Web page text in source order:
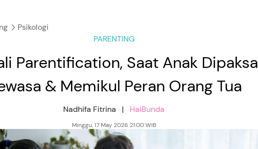
Psikologi
PARENTING
Parentification, Saat Anak Dipaksa
& Memikul Peran Orang Tua
Nadhifa Fitrina | HaiBunda
Minggu, 17 May 2026 21:00 WIB